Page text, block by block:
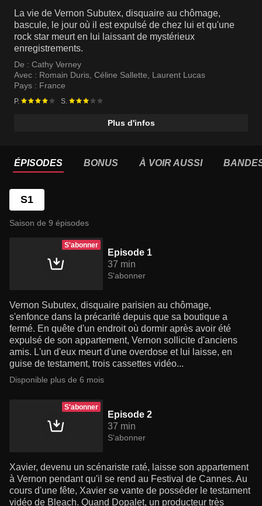
La vie de Vernon Subutex, disquaire au chômage,
bascule, le jour où il est expulsé de chez lui et qu'une
rock star meurt en lui laissant de mystérieux
enregistrements.
De : Cathy Verney
Avec : Romain Duris, Céline Sallette, Laurent Lucas
Pays : France
P. S.
Plus d'infos
ÉPISODES BONUS À VOIR AUSSI
S1
Saison de 9 épisodes
S'abonner
Episode 1
37 min
S'abonner
Vernon Subutex, disquaire parisien au chômage,
s'enfonce dans la précarité depuis que sa boutique a
fermé. En quête d'un endroit où dormir après avoir été
expulsé de son appartement, Vernon sollicite d'anciens
amis. L'un d'eux meurt d'une overdose et lui laisse, en
guise de testament, trois cassettes vidéo...
Disponible plus de 6 mois
S'abonner
Episode 2
37 min
S'abonner
Xavier, devenu un scénariste raté, laisse son appartement
à Vernon pendant qu'il se rend au Festival de Cannes. Au
cours d'une fête, Xavier se vante de posséder le testament
vidéo de Bleach. Quand Dopalet, un producteur très